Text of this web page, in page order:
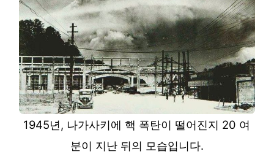
1945년, 나가사키에 핵 폭탄이 떨어진지 20 여
분이 지난 뒤의 모습입니다.